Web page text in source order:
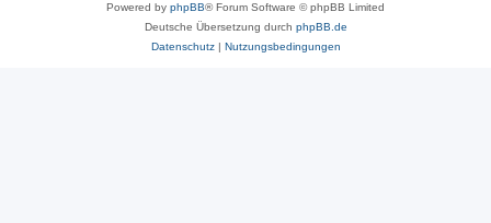
Powered by phpBB® Forum Software © phpBB Limited
Deutsche Übersetzung durch phpBB.de
Datenschutz| Nutzungsbedingungen